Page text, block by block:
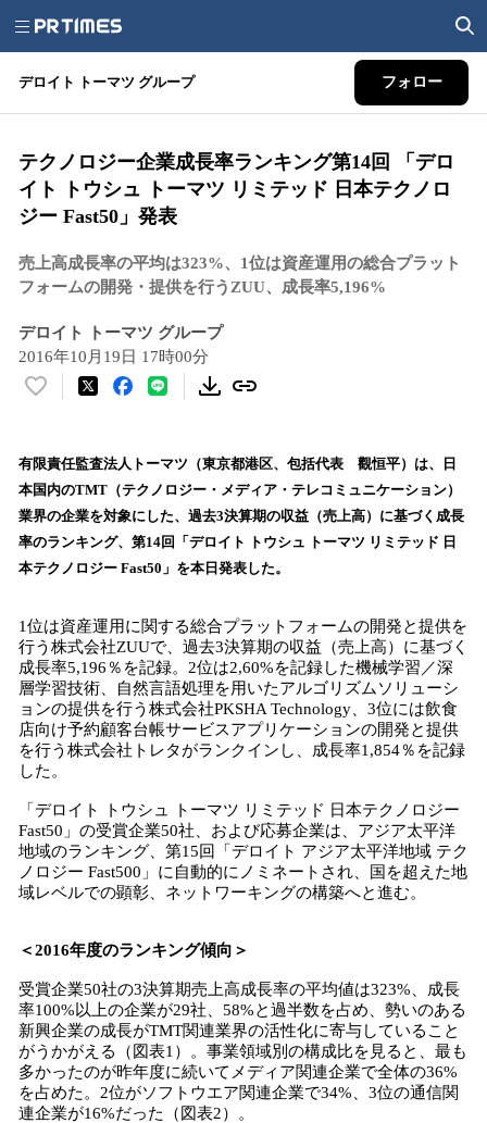
デロイト トーマツ グループ フォロー
テクノロジー企業成長率ランキング第14回 「デロ
イト トウシュ トーマツ リミテッド 日本テクノロ
ジー Fast50」発表
売上高成長率の平均は323%、1位は資産運用の総合プラット
フォームの開発・提供を行うZUU、成長率5,196%
デロイト トーマツ グループ
2016年10月19日 17時00分
い
！
数
を
読
込
中
で
す
有限責任監査法人トーマツ（東京都港区、包括代表 觀恒平）は、日
本国内のTMT（テクノロジー・メディア・テレコミュニケーション）
業界の企業を対象にした、過去3決算期の収益（売上高）に基づく成長
率のランキング、第14回「デロイト トウシュ トーマツ リミテッド 日
本テクノロジー Fast50」を本日発表した。
1位は資産運用に関する総合プラットフォームの開発と提供を
行う株式会社ZUUで、過去3決算期の収益（売上高）に基づく
成長率5,196％を記録。2位は2,60%を記録した機械学習／深
層学習技術、自然言語処理を用いたアルゴリズムソリューシ
ョンの提供を行う株式会社PKSHA Technology、3位には飲食
店向け予約顧客台帳サービスアプリケーションの開発と提供
を行う株式会社トレタがランクインし、成長率1,854％を記録
した。
「デロイト トウシュ トーマツ リミテッド 日本テクノロジー
Fast50」の受賞企業50社、および応募企業は、アジア太平洋
地域のランキング、第15回「デロイト アジア太平洋地域 テク
ノロジー Fast500」に自動的にノミネートされ、国を超えた地
域レベルでの顕彰、ネットワーキングの構築へと進む。
＜2016年度のランキング傾向＞
受賞企業50社の3決算期売上高成長率の平均値は323%、成長
率100%以上の企業が29社、58%と過半数を占め、勢いのある
新興企業の成長がTMT関連業界の活性化に寄与していること
がうかがえる（図表1）。事業領域別の構成比を見ると、最も
多かったのが昨年度に続いてメディア関連企業で全体の36%
を占めた。2位がソフトウエア関連企業で34%、3位の通信関
連企業が16%だった（図表2）。